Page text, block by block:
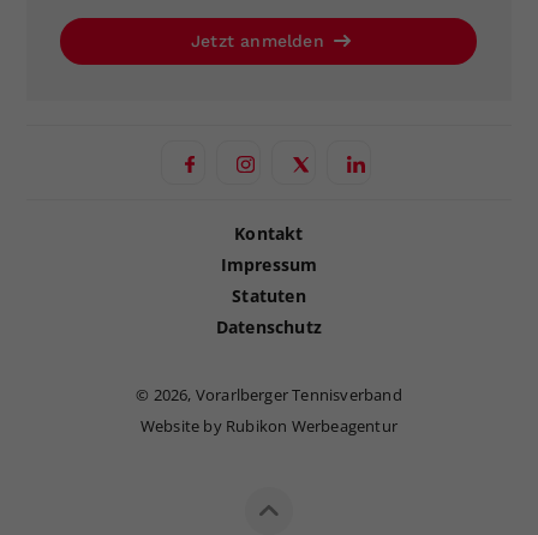
Jetzt anmelden
Kontakt
Impressum
Statuten
Datenschutz
© 2026, Vorarlberger Tennisverband
Website by Rubikon Werbeagentur